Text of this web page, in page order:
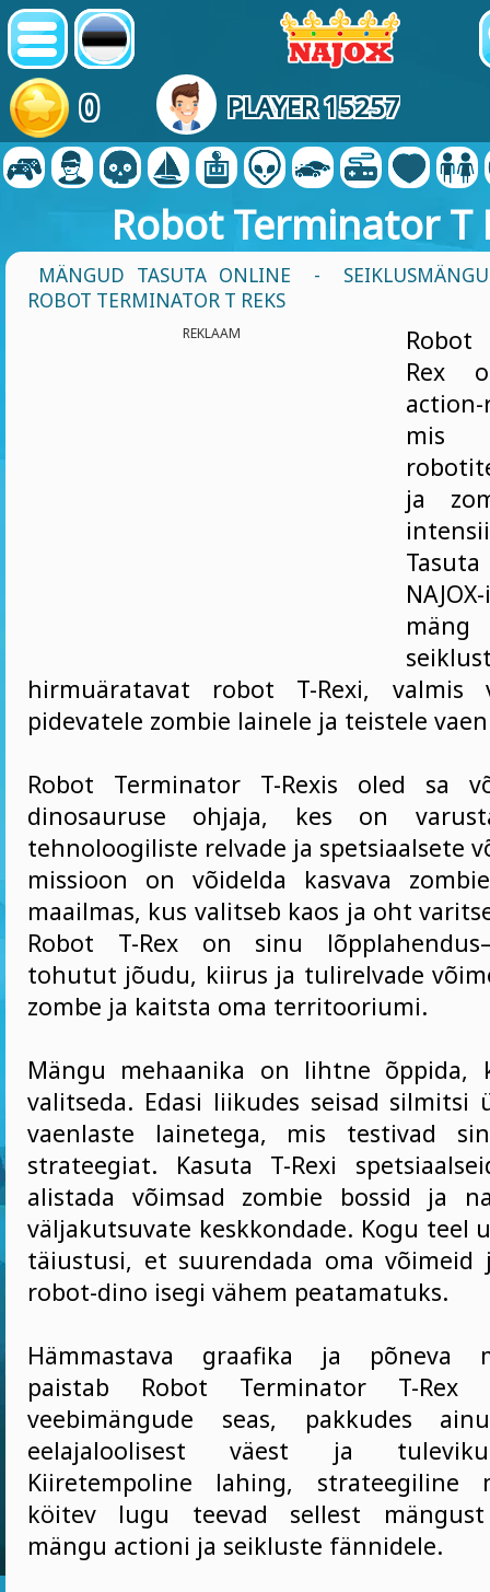
0 PLAYER 15257
Robot Terminator T
MÄNGUD TASUTA ONLINE -
ROBOT TERMINATOR T REKS
REKLAAM
Robot
Rex
mis
ja
hirmuäratavat robot T-Rexi, valmis
pidevatele zombie lainele ja teistele
Robot Terminator T-Rexis oled sa
dinosauruse ohjaja, kes on
tehnoloogiliste relvade ja spetsiaalsete
missioon on võidelda kasvava
maailmas, kus valitseb kaos ja oht
Robot T-Rex on sinu
tohutut jõudu, kiirus ja tulirelvade
zombe ja kaitsta oma territooriumi.
Mängu mehaanika on lihtne õppida,
valitseda. Edasi liikudes seisad silmitsi
vaenlaste lainetega, mis testivad
strateegiat. Kasuta T-Rexi
alistada võimsad zombie bossid ja
väljakutsuvate keskkondade. Kogu teel
täiustusi, et suurendada oma võimeid
robot-dino isegi vähem peatamatuks.
Hämmastava graafika ja põneva
paistab Robot Terminator T-Rex
veebimängude seas, pakkudes
eelajaloolisest väest ja
Kiiretempoline lahing, strateegiline
köitev lugu teevad sellest
mängu actioni ja seikluste fännidele.